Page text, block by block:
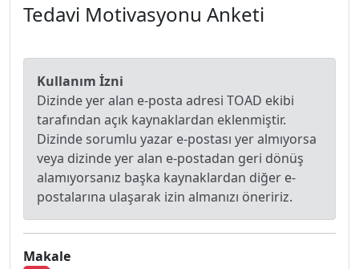
Tedavi Motivasyonu Anketi
Kullanım İzni
Dizinde yer alan e-posta adresi TOAD ekibi
tarafından açık kaynaklardan eklenmiştir.
Dizinde sorumlu yazar e-postası yer almıyorsa
veya dizinde yer alan e-postadan geri dönüş
alamıyorsanız başka kaynaklardan diğer e-
postalarına ulaşarak izin almanızı öneririz.
Makale